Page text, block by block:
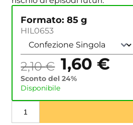
Formato: 85 g
HIL0653
2,10€ 1,60 €
Sconto del 24%
Disponibile